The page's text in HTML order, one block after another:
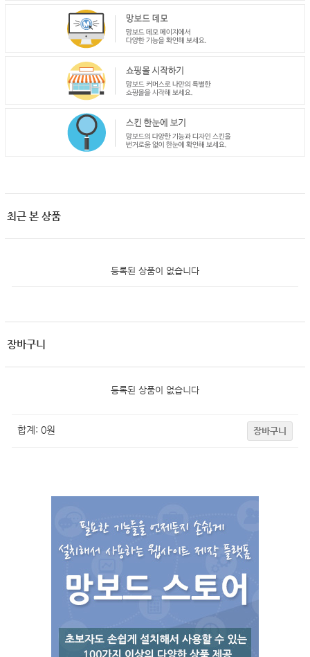
최근 본 상품
등록된 상품이 없습니다
장바구니
등록된 상품이 없습니다
합계: 0원 장바구니